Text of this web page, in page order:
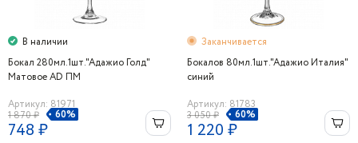
В наличии
Бокал 280мл.1шт."Адажио Голд"
Матовое AD ПМ
Артикул: 81971
1 870 ₽
60%
748 ₽
Заканчивается
Бокалов 80мл.1шт."Адажио Италия"
синий
Артикул: 81783
3 050 ₽
60%
1 220 ₽